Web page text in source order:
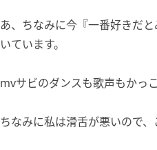
あ、ちなみに今『一番好きだ
いています。
mvサビのダンスも歌声もかっ
ちなみに私は滑舌が悪いので